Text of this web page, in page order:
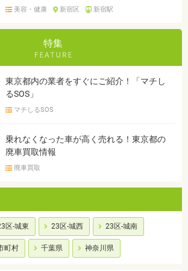
美容・健康 新宿区 新宿駅
特集
東京都内の業者をすぐにご紹介！「マチし
るSOS」
マチしるSOS
乗れなくなった車が高く売れる！東京都の
廃車買取情報
廃車買取
区-城東 23区-城西 23区-城南
町村 千葉県 神奈川県